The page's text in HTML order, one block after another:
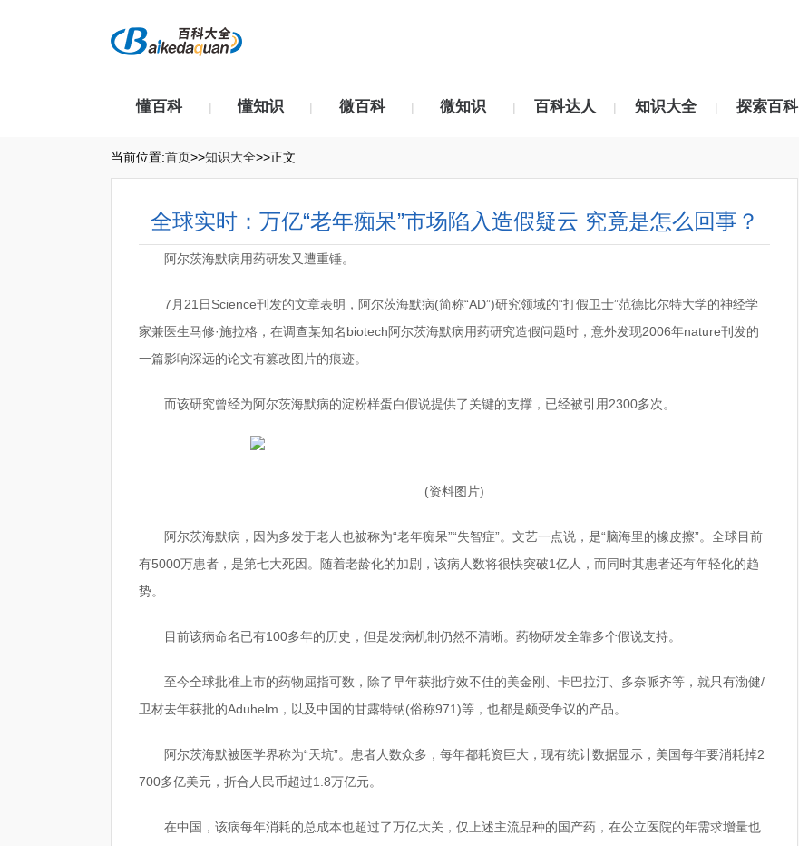
懂百科 | 懂知识 | 微百科 | 微知识 | 百科达人 | 知识大全 | 探索百科
当前位置:首页>>知识大全>>正文
全球实时：万亿“老年痴呆”市场陷入造假疑云 究竟是怎么回事？
阿尔茨海默病用药研发又遭重锤。
7月21日Science刊发的文章表明，阿尔茨海默病(简称“AD”)研究领域的“打假卫士”范德比尔特大学的神经学
家兼医生马修·施拉格，在调查某知名biotech阿尔茨海默病用药研究造假问题时，意外发现2006年nature刊发的
一篇影响深远的论文有篡改图片的痕迹。
而该研究曾经为阿尔茨海默病的淀粉样蛋白假说提供了关键的支撑，已经被引用2300多次。
(资料图片)
阿尔茨海默病，因为多发于老人也被称为“老年痴呆”“失智症”。文艺一点说，是“脑海里的橡皮擦”。全球目前
有5000万患者，是第七大死因。随着老龄化的加剧，该病人数将很快突破1亿人，而同时其患者还有年轻化的趋
势。
目前该病命名已有100多年的历史，但是发病机制仍然不清晰。药物研发全靠多个假说支持。
至今全球批准上市的药物屈指可数，除了早年获批疗效不佳的美金刚、卡巴拉汀、多奈哌齐等，就只有渤健/
卫材去年获批的Aduhelm，以及中国的甘露特钠(俗称971)等，也都是颇受争议的产品。
阿尔茨海默被医学界称为“天坑”。患者人数众多，每年都耗资巨大，现有统计数据显示，美国每年要消耗掉2
700多亿美元，折合人民币超过1.8万亿元。
在中国，该病每年消耗的总成本也超过了万亿大关，仅上述主流品种的国产药，在公立医院的年需求增量也